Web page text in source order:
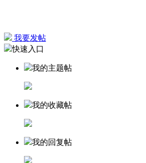
我要发帖
快速入口
我的主题帖
我的收藏帖
我的回复帖